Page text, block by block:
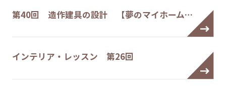
第40回 造作建具の設計 【夢のマイホーム…
インテリア・レッスン 第26回